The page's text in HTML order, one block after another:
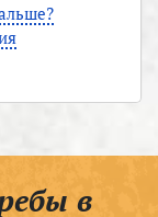
в